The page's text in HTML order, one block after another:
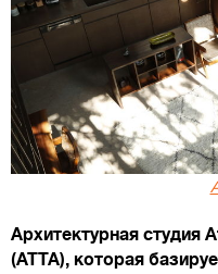
Архитектурная студия
(ATTA), которая